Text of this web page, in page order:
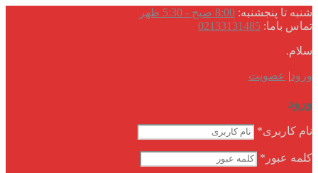
شنبه تا پنجشنبه: 8:00 صبح - 5:30 ظهر
تماس باما: 02133131485
سلام.
ورود| عضویت
ورود
نام کاربری*
کلمه عبور *